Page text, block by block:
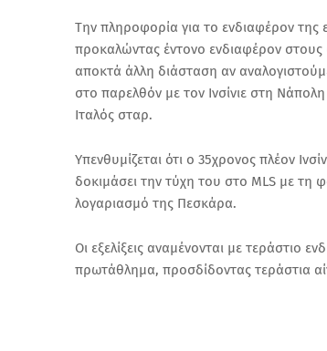
Την πληροφορία για το ενδιαφέρον της
προκαλώντας έντονο ενδιαφέρον
αποκτά άλλη διάσταση αν
στο παρελθόν με τον Ινσίνιε στη
Ιταλός σταρ.
Υπενθυμίζεται ότι ο 35χρονος πλέον
δοκιμάσει την τύχη του στο MLS με τη
λογαριασμό της Πεσκάρα.
Οι εξελίξεις αναμένονται με
πρωτάθλημα, προσδίδοντας τεράστια